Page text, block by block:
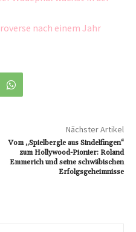
nach einem Jahr
Nächster Artikel
Vom „Spielbergle aus Sindelfingen“
zum Hollywood-Pionier: Roland
Emmerich und seine schwäbischen
Erfolgsgeheimnisse